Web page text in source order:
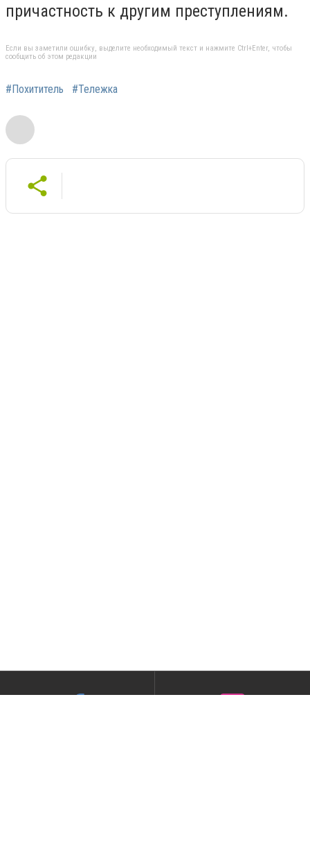
причастность к другим преступлениям.
Если вы заметили ошибку, выделите необходимый текст и нажмите Ctrl+Enter, чтобы
сообщить об этом редакции
#Похититель #Тележка